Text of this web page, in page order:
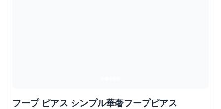
フープ ピアス シンプル華奢フープピアス